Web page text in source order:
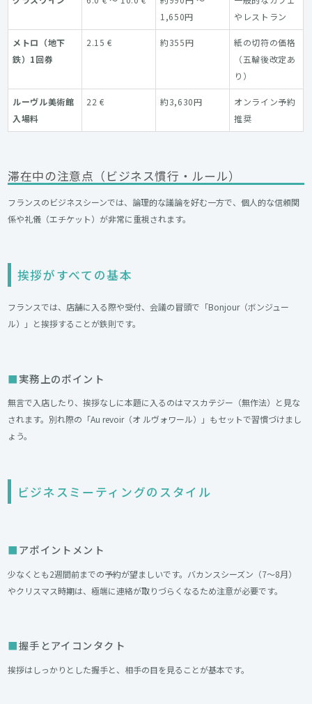
1,650円
やレストラン
メトロ（地下
鉄）1回券
2.15 € 約355円
紙の切符の価格
（五輪後改定あ
り）
ルーヴル美術館
入場料
22 € 約3,630円
オンライン予約
推奨
滞在中の注意点（ビジネス慣行・ルール）
フランスのビジネスシーンでは、論理的な議論を好む一方で、個人的な信頼関
係や礼儀（エチケット）が非常に重視されます。
挨拶がすべての基本
フランスでは、店舗に入る際や受付、会議の冒頭で「Bonjour（ボンジュー
ル）」と挨拶することが鉄則です。
実務上のポイント
無言で入店したり、挨拶なしに本題に入るのはマスカテジー（無作法）と見な
されます。別れ際の「Au revoir（オ ルヴォワール）」もセットで習慣づけまし
ょう。
ビジネスミーティングのスタイル
アポイントメント
少なくとも2週間前までの予約が望ましいです。バカンスシーズン（7〜8月）
やクリスマス時期は、極端に連絡が取りづらくなるため注意が必要です。
握手とアイコンタクト
挨拶はしっかりとした握手と、相手の目を見ることが基本です。